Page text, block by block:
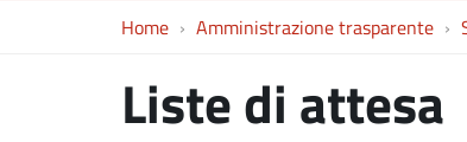
Home Amministrazione trasparente
Liste di attesa